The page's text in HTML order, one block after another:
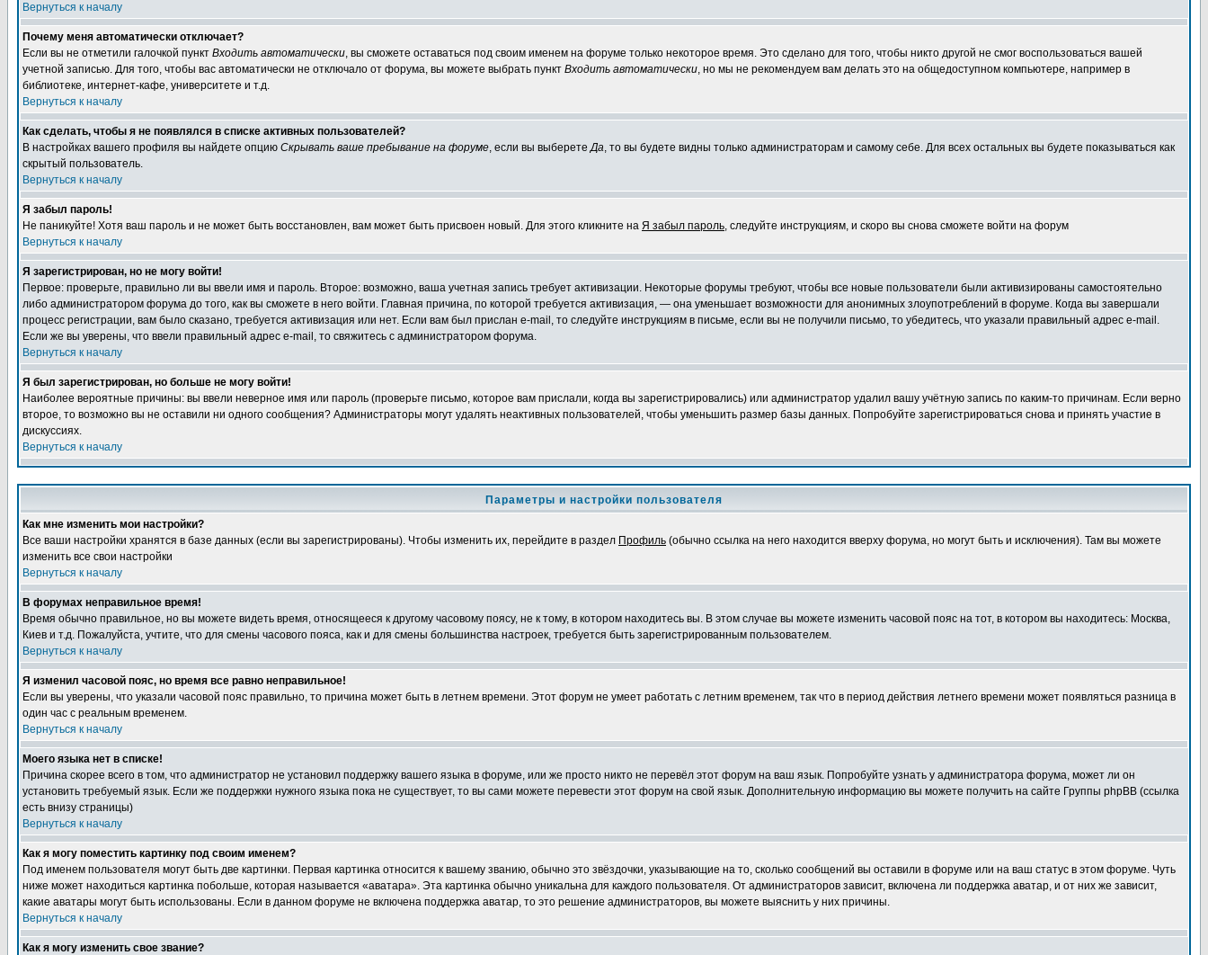
Вернуться к началу
Почему меня автоматически отключает?
Если вы не отметили галочкой пункт Входить автоматически, вы сможете оставаться под своим именем на форуме только некоторое время. Это сделано для того, чтобы никто другой не смог воспользоваться вашей
учетной записью. Для того, чтобы вас автоматически не отключало от форума, вы можете выбрать пункт Входить автоматически, но мы не рекомендуем вам делать это на общедоступном компьютере, например в
библиотеке, интернет-кафе, университете и т.д.
Вернуться к началу
Как сделать, чтобы я не появлялся в списке активных пользователей?
В настройках вашего профиля вы найдете опцию Скрывать ваше пребывание на форуме, если вы выберетеДа, то вы будете видны только администраторам и самому себе. Для всех остальных вы будете показываться как
скрытый пользователь.
Вернуться к началу
Я забыл пароль!
Не паникуйте! Хотя ваш пароль и не может быть восстановлен, вам может быть присвоен новый. Для этого кликните на Я забыл пароль, следуйте инструкциям, и скоро вы снова сможете войти на форум
Вернуться к началу
Я зарегистрирован, но не могу войти!
Первое: проверьте, правильно ли вы ввели имя и пароль. Второе: возможно, ваша учетная запись требует активизации. Некоторые форумы требуют, чтобы все новые пользователи были активизированы самостоятельно
либо администратором форума до того, как вы сможете в него войти. Главная причина, по которой требуется активизация, — она уменьшает возможности для анонимных злоупотреблений в форуме. Когда вы завершали
процесс регистрации, вам было сказано, требуется активизация или нет. Если вам был прислан e-mail, то следуйте инструкциям в письме, если вы не получили письмо, то убедитесь, что указали правильный адрес e-mail.
Если же вы уверены, что ввели правильный адрес e-mail, то свяжитесь с администратором форума.
Вернуться к началу
Я был зарегистрирован, но больше не могу войти!
Наиболее вероятные причины: вы ввели неверное имя или пароль (проверьте письмо, которое вам прислали, когда вы зарегистрировались) или администратор удалил вашу учётную запись по каким-то причинам. Если верно
второе, то возможно вы не оставили ни одного сообщения? Администраторы могут удалять неактивных пользователей, чтобы уменьшить размер базы данных. Попробуйте зарегистрироваться снова и принять участие в
дискуссиях.
Вернуться к началу
Параметры и настройки пользователя
Как мне изменить мои настройки?
Все ваши настройки хранятся в базе данных (если вы зарегистрированы). Чтобы изменить их, перейдите в раздел Профиль (обычно ссылка на него находится вверху форума, но могут быть и исключения). Там вы можете
изменить все свои настройки
Вернуться к началу
В форумах неправильное время!
Время обычно правильное, но вы можете видеть время, относящееся к другому часовому поясу, не к тому, в котором находитесь вы. В этом случае вы можете изменить часовой пояс на тот, в котором вы находитесь: Москва,
Киев и т.д. Пожалуйста, учтите, что для смены часового пояса, как и для смены большинства настроек, требуется быть зарегистрированным пользователем.
Вернуться к началу
Я изменил часовой пояс, но время все равно неправильное!
Если вы уверены, что указали часовой пояс правильно, то причина может быть в летнем времени. Этот форум не умеет работать с летним временем, так что в период действия летнего времени может появляться разница в
один час с реальным временем.
Вернуться к началу
Моего языка нет в списке!
Причина скорее всего в том, что администратор не установил поддержку вашего языка в форуме, или же просто никто не перевёл этот форум на ваш язык. Попробуйте узнать у администратора форума, может ли он
установить требуемый язык. Если же поддержки нужного языка пока не существует, то вы сами можете перевести этот форум на свой язык. Дополнительную информацию вы можете получить на сайте Группы phpBB (ссылка
есть внизу страницы)
Вернуться к началу
Как я могу поместить картинку под своим именем?
Под именем пользователя могут быть две картинки. Первая картинка относится к вашему званию, обычно это звёздочки, указывающие на то, сколько сообщений вы оставили в форуме или на ваш статус в этом форуме. Чуть
ниже может находиться картинка побольше, которая называется «аватара». Эта картинка обычно уникальна для каждого пользователя. От администраторов зависит, включена ли поддержка аватар, и от них же зависит,
какие аватары могут быть использованы. Если в данном форуме не включена поддержка аватар, то это решение администраторов, вы можете выяснить у них причины.
Вернуться к началу
Как я могу изменить свое звание?